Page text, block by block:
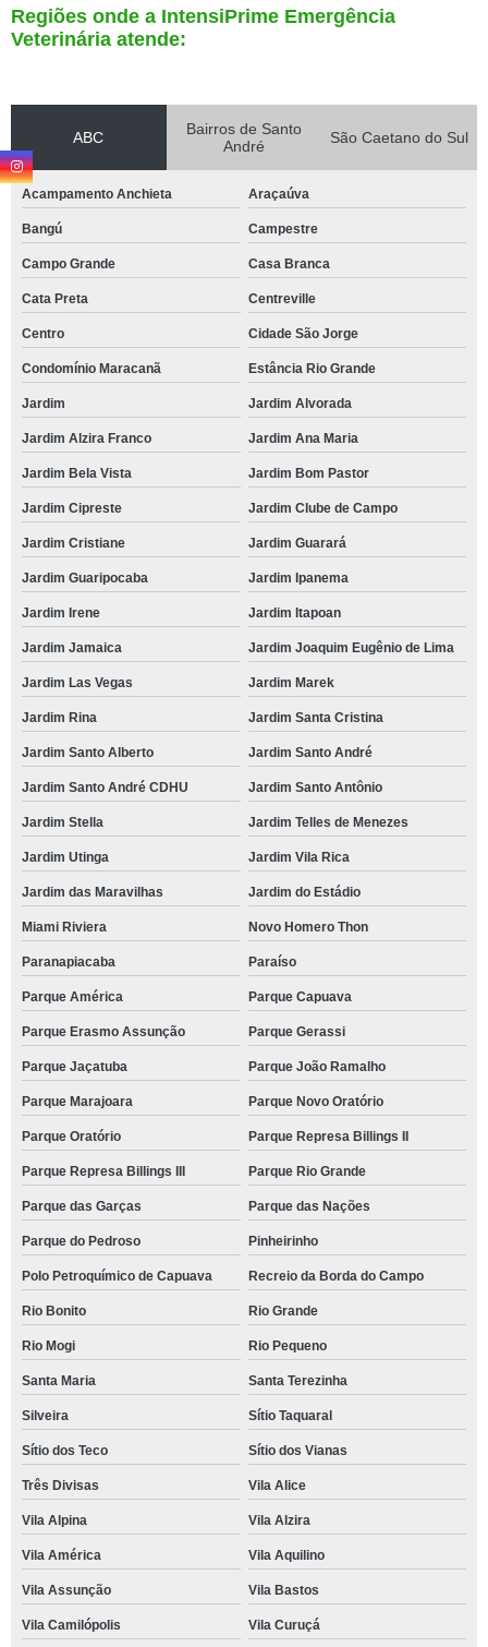
Regiões onde a IntensiPrime Emergência
Veterinária atende:
ABC
Bairros de Santo
André
São Caetano do Sul
Acampamento Anchieta Araçaúva
Bangú Campestre
Campo Grande Casa Branca
Cata Preta Centreville
Centro Cidade São Jorge
Condomínio Maracanã Estância Rio Grande
Jardim Jardim Alvorada
Jardim Alzira Franco Jardim Ana Maria
Jardim Bela Vista Jardim Bom Pastor
Jardim Cipreste Jardim Clube de Campo
Jardim Cristiane Jardim Guarará
Jardim Guaripocaba Jardim Ipanema
Jardim Irene Jardim Itapoan
Jardim Jamaica Jardim Joaquim Eugênio de Lima
Jardim Las Vegas Jardim Marek
Jardim Rina Jardim Santa Cristina
Jardim Santo Alberto Jardim Santo André
Jardim Santo André CDHU Jardim Santo Antônio
Jardim Stella Jardim Telles de Menezes
Jardim Utinga Jardim Vila Rica
Jardim das Maravilhas Jardim do Estádio
Miami Riviera Novo Homero Thon
Paranapiacaba Paraíso
Parque América Parque Capuava
Parque Erasmo Assunção Parque Gerassi
Parque Jaçatuba Parque João Ramalho
Parque Marajoara Parque Novo Oratório
Parque Oratório Parque Represa Billings II
Parque Represa Billings III Parque Rio Grande
Parque das Garças Parque das Nações
Parque do Pedroso Pinheirinho
Polo Petroquímico de Capuava Recreio da Borda do Campo
Rio Bonito Rio Grande
Rio Mogi Rio Pequeno
Santa Maria Santa Terezinha
Silveira Sítio Taquaral
Sítio dos Teco Sítio dos Vianas
Três Divisas Vila Alice
Vila Alpina Vila Alzira
Vila América Vila Aquilino
Vila Assunção Vila Bastos
Vila Camilópolis Vila Curuçá